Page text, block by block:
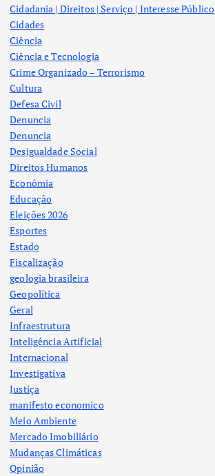
Cidadania | Direitos | Serviço | Interesse Público
Cidades
Ciência
Ciência e Tecnologia
Crime Organizado – Terrorismo
Cultura
Defesa Civil
Denuncia
Denuncia
Desigualdade Social
Direitos Humanos
Econômia
Educação
Eleições 2026
Esportes
Estado
Fiscalização
geologia brasileira
Geopolítica
Geral
Infraestrutura
Inteligência Artificial
Internacional
Investigativa
Justiça
manifesto economico
Meio Ambiente
Mercado Imobiliário
Mudanças Climáticas
Opinião